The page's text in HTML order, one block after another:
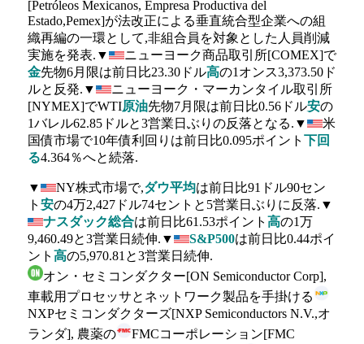
[Petróleos Mexicanos, Empresa Productiva del
Estado,Pemex]が法改正による垂直統合型企業への組
織再編の一環として,非組合員を対象とした人員削減
実施を発表.▼
ニューヨーク商品取引所[COMEX]で
金先物6月限は前日比23.30ドル高の1オンス3,373.50ド
ルと反発.▼
ニューヨーク・マーカンタイル取引所
[NYMEX]でWTI原油先物7月限は前日比0.56ドル安の
1バレル62.85ドルと3営業日ぶりの反落となる.▼
米
国債市場で10年債利回りは前日比0.095ポイント 下回
る4.364％へと続落.
▼ NY株式市場で,ダウ平均は前日比91ドル90セン
ト 安の4万2,427ドル74セントと5営業日ぶりに反落.▼
ナスダック総合は前日比61.53ポイント 高の1万
9,460.49と3営業日続伸.▼
S&P500は前日比0.44ポイ
ント 高の5,970.81と3営業日続伸.
オン・セミコンダクター[ON Semiconductor Corp],
車載用プロセッサとネットワーク製品を手掛ける
NXPセミコンダクターズ[NXP Semiconductors N.V.,オ
ランダ], 農薬の
FMCコーポレーション[FMC